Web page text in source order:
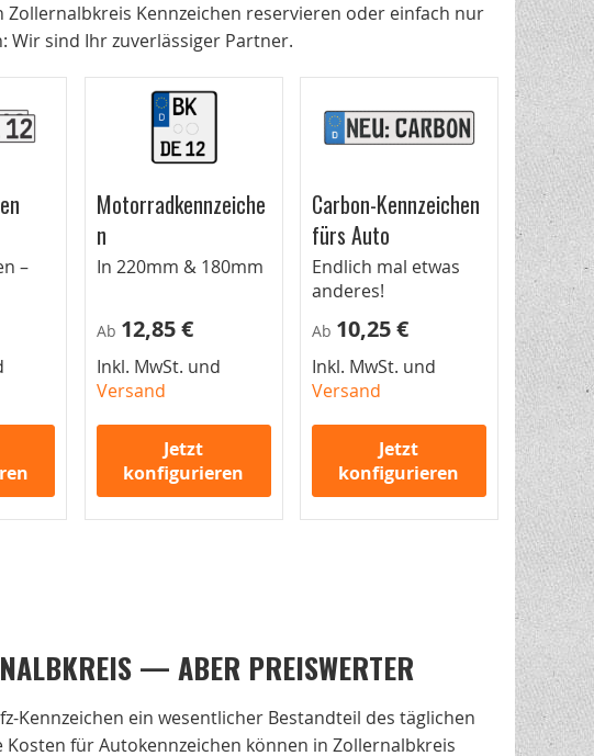
Kennzeichen reservieren oder einfach nur
Wir sind Ihr zuverlässiger Partner.
–
Motorradkennzeiche
n
In 220mm & 180mm
Ab 12,85 €
Inkl. MwSt. und
Versand
Jetzt
konfigurieren
Carbon-Kennzeichen
fürs Auto
Endlich mal etwas
anderes!
Ab 10,25 €
Inkl. MwSt. und
Versand
Jetzt
konfigurieren
— ABER PREISWERTER
Kennzeichen ein wesentlicher Bestandteil des täglichen
für Autokennzeichen können in Zollernalbkreis